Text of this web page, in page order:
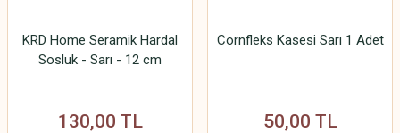
KRD Home Seramik Hardal
Sosluk - Sarı - 12 cm
130,00 TL
Cornfleks Kasesi Sarı 1 Adet
50,00 TL